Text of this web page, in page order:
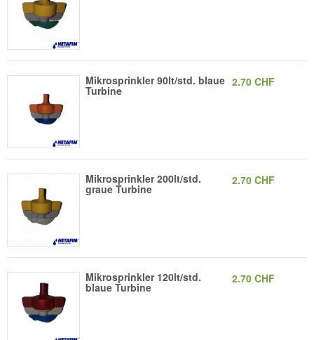
Mikrosprinkler 90lt/std. blaue
Turbine
2.70 CHF
Mikrosprinkler 200lt/std.
graue Turbine
2.70 CHF
Mikrosprinkler 120lt/std.
blaue Turbine
2.70 CHF